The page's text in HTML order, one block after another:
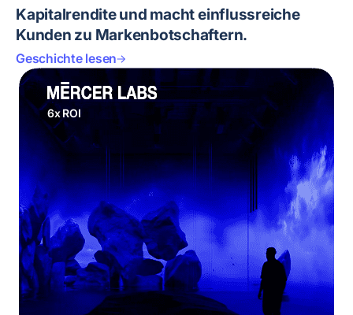
Kapitalrendite und macht einflussreiche
Kunden zu Markenbotschaftern.
Geschichte lesen
6x ROI